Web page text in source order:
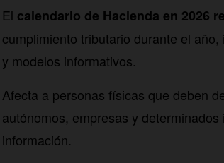
El calendario de Hacienda en 2026
cumplimiento tributario durante el
y modelos informativos.
Afecta a personas físicas que deben
autónomos, empresas y
información.